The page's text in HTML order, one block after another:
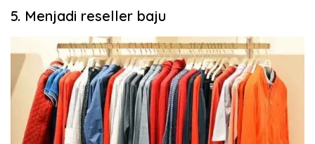
5. Menjadi reseller baju